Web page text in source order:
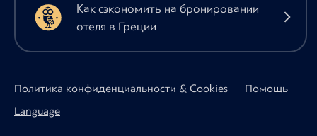
Как сэкономить на бронировании
отеля в Греции
Политика конфиденциальности & Cookies
Помощь
Language